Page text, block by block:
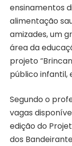
ensinamentos
alimentação
amizades, um
área da
projeto
público infantil,
Segundo o
vagas
edição do
dos